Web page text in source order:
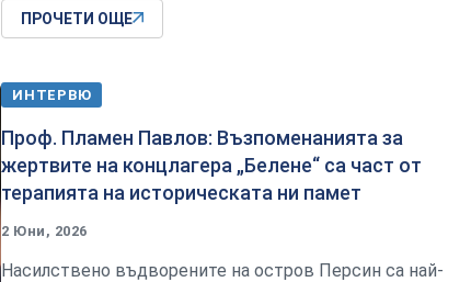
ПРОЧЕТИ ОЩЕ
ИНТЕРВЮ
Проф. Пламен Павлов: Възпоменанията за
жертвите на концлагера „Белене“ са част от
терапията на историческата ни памет
2 Юни, 2026
Насилствено въдворените на остров Персин са най-